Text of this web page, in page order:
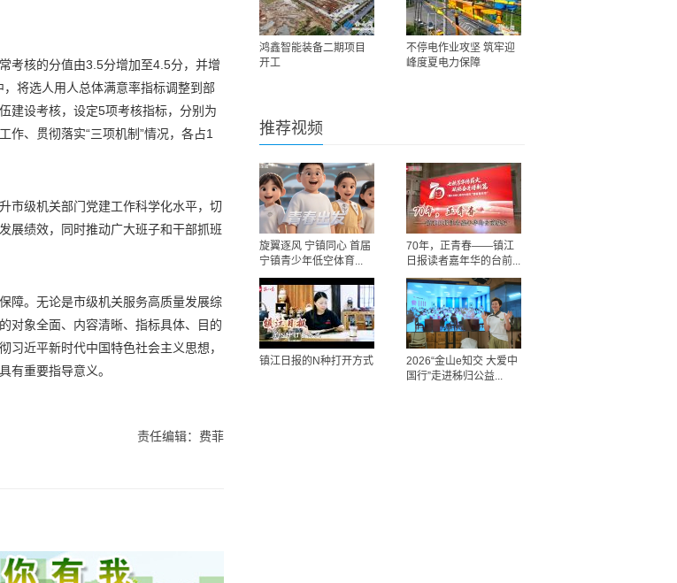
考核的分值由3.5分增加至4.5分，并增
将选人用人总体满意率指标调整到部
建设考核，设定5项考核指标，分别为
、贯彻落实“三项机制”情况，各占1
市级机关部门党建工作科学化水平，切
展绩效，同时推动广大班子和干部抓班
障。无论是市级机关服务高质量发展综
对象全面、内容清晰、指标具体、目的
习近平新时代中国特色社会主义思想，
有重要指导意义。
责任编辑：费菲
鸿鑫智能装备二期项目
开工
不停电作业攻坚 筑牢迎
峰度夏电力保障
推荐视频
旋翼逐风 宁镇同心 首届
宁镇青少年低空体育...
70年，正青春——镇江
日报读者嘉年华的台前...
镇江日报的N种打开方式
2026“金山e知交 大爱中
国行”走进秭归公益...